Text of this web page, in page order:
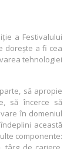
a Festivalului
dorește a fi cea
tehnologiei
să apropie
să încerce să
în domeniul
această
componente: